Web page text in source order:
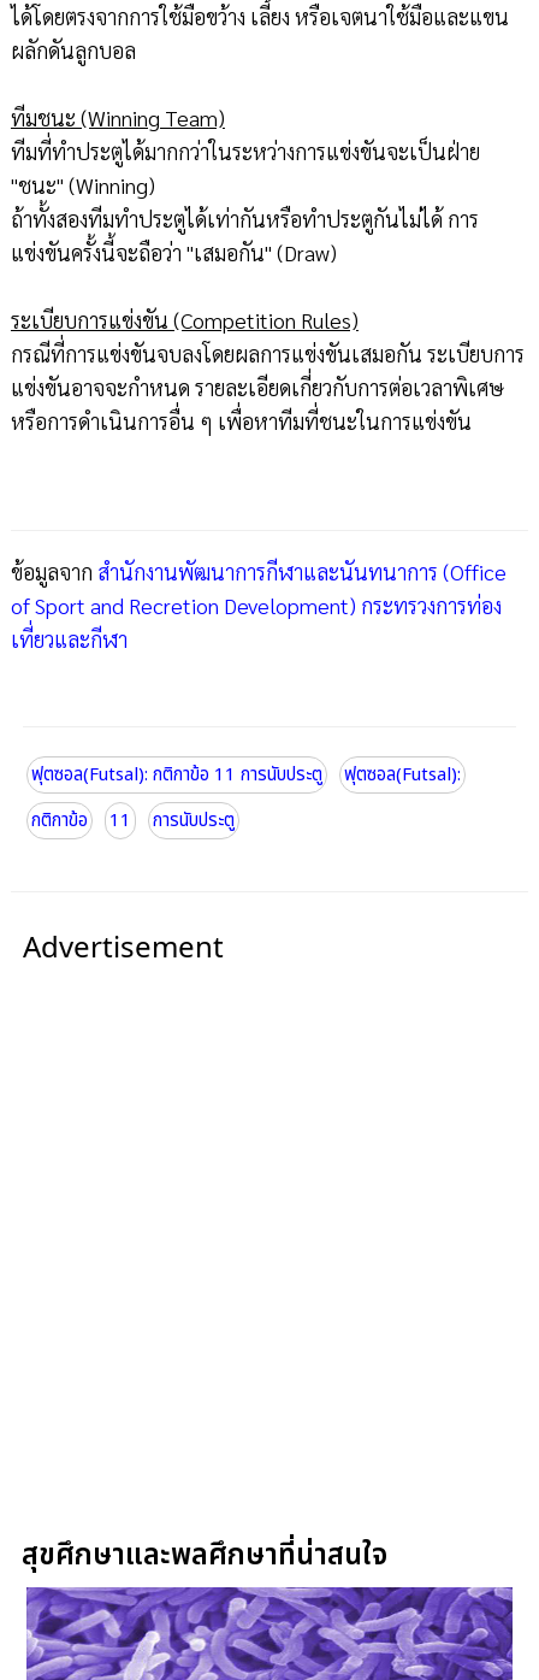
ได้โดยตรงจากการใช้มือขว้าง เลี้ยง หรือเจตนาใช้มือและแขน
ผลักดันลูกบอล
ทีมชนะ (Winning Team)
ทีมที่ทำประตูได้มากกว่าในระหว่างการแข่งขันจะเป็นฝ่าย
"ชนะ" (Winning)
ถ้าทั้งสองทีมทำประตูได้เท่ากันหรือทำประตูกันไม่ได้ การ
แข่งขันครั้งนี้จะถือว่า "เสมอกัน" (Draw)
ระเบียบการแข่งขัน (Competition Rules)
กรณีที่การแข่งขันจบลงโดยผลการแข่งขันเสมอกัน ระเบียบการ
แข่งขันอาจจะกำหนด รายละเอียดเกี่ยวกับการต่อเวลาพิเศษ
หรือการดำเนินการอื่น ๆ เพื่อหาทีมที่ชนะในการแข่งขัน
ข้อมูลจาก สำนักงานพัฒนาการกีฬาและนันทนาการ (Office
of Sport and Recretion Development) กระทรวงการท่อง
เที่ยวและกีฬา
ฟุตซอล(Futsal): กติกาข้อ 11 การนับประตู
ฟุตซอล(Futsal):
กติกาข้อ
11 การนับประตู
Advertisement
สุขศึกษาและพลศึกษาที่น่าสนใจ